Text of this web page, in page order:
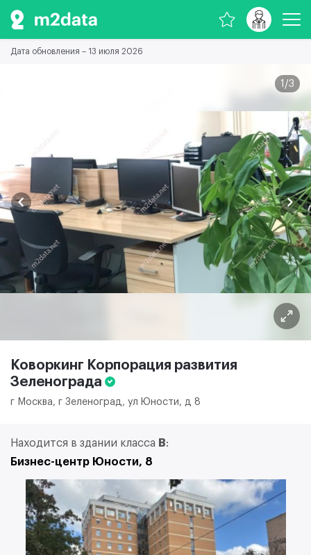
Дата обновления – 13 июля 2026
1 /3
Коворкинг Корпорация развития
Зеленограда
г Москва, г Зеленоград, ул Юности, д 8
Находится в здании класса B:
Бизнес-центр Юности, 8